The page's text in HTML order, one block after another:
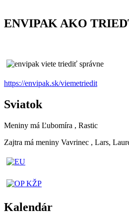
ENVIPAK AKO
https://envipak.sk/viemetriedit
Sviatok
Meniny má Ľubomíra , Rastic
Zajtra má meniny Vavrinec , Lars,
Kalendár